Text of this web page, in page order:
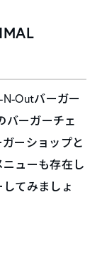
Outバーガー
バーガーチェ
ーショップと
ニューも存在し
てみましょ